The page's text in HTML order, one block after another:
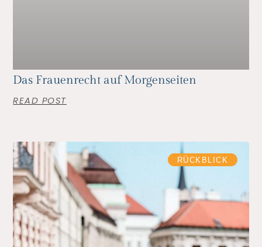
Das Frauenrecht auf Morgenseiten
READ POST
RÜCKBLICK